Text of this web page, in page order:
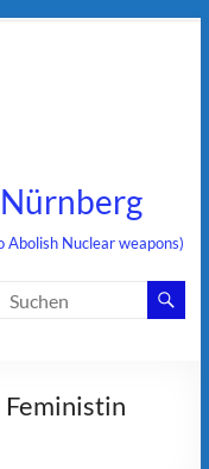
Nuclear weapons)
Feministin